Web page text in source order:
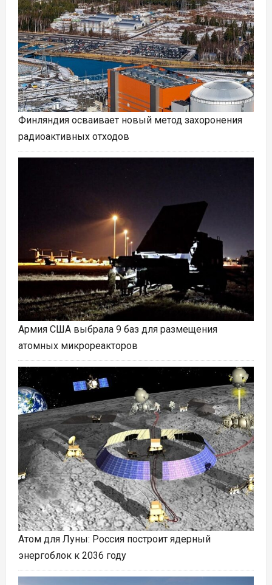
Финляндия осваивает новый метод захоронения
радиоактивных отходов
Армия США выбрала 9 баз для размещения
атомных микрореакторов
Атом для Луны: Россия построит ядерный
энергоблок к 2036 году